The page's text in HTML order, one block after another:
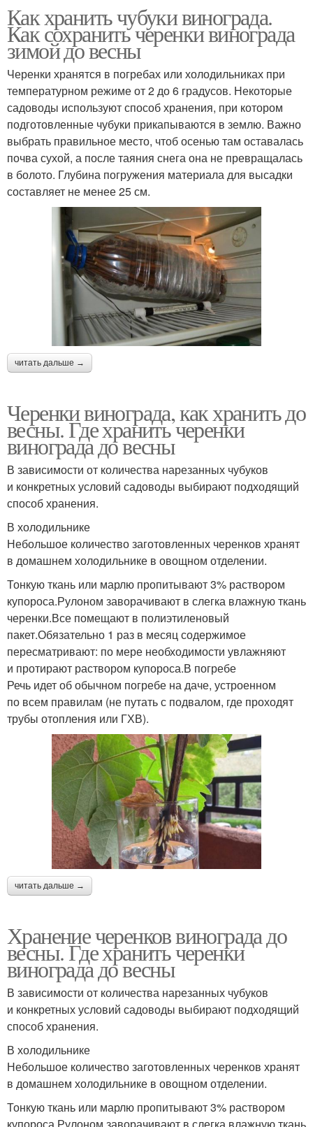
Как хранить чубуки винограда.
Как сохранить черенки винограда
зимой до весны
Черенки хранятся в погребах или холодильниках при
температурном режиме от 2 до 6 градусов. Некоторые
садоводы используют способ хранения, при котором
подготовленные чубуки прикапываются в землю. Важно
выбрать правильное место, чтоб осенью там оставалась
почва сухой, а после таяния снега она не превращалась
в болото. Глубина погружения материала для высадки
составляет не менее 25 см.
читать дальше →
Черенки винограда, как хранить до
весны. Где хранить черенки
винограда до весны
В зависимости от количества нарезанных чубуков
и конкретных условий садоводы выбирают подходящий
способ хранения.
В холодильнике
Небольшое количество заготовленных черенков хранят
в домашнем холодильнике в овощном отделении.
Тонкую ткань или марлю пропитывают 3% раствором
купороса.Рулоном заворачивают в слегка влажную ткань
черенки.Все помещают в полиэтиленовый
пакет.Обязательно 1 раз в месяц содержимое
пересматривают: по мере необходимости увлажняют
и протирают раствором купороса.В погребе
Речь идет об обычном погребе на даче, устроенном
по всем правилам (не путать с подвалом, где проходят
трубы отопления или ГХВ).
читать дальше →
Хранение черенков винограда до
весны. Где хранить черенки
винограда до весны
В зависимости от количества нарезанных чубуков
и конкретных условий садоводы выбирают подходящий
способ хранения.
В холодильнике
Небольшое количество заготовленных черенков хранят
в домашнем холодильнике в овощном отделении.
Тонкую ткань или марлю пропитывают 3% раствором